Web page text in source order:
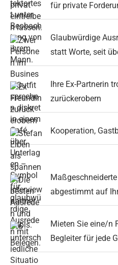
für private
Glaubwürdige
statt Worte, seit
Ihre Ex-Partnerin
zurückerobern
Kooperation,
abgestimmt auf
Mieten Sie eine/n
Begleiter für jede